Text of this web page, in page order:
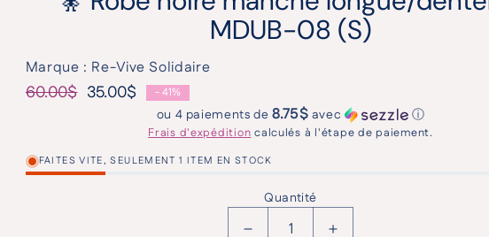
MDUB-08 (S)
Marque : Re-Vive Solidaire
Prix habituel
60.00$
Prix promotionnel
35.00$ - 41%
ou 4 paiements de8.75$ avec ⓘ
Frais d'expédition calculés à l'étape de paiement.
FAITES VITE, SEULEMENT 1 ITEM EN STOCK
Quantité